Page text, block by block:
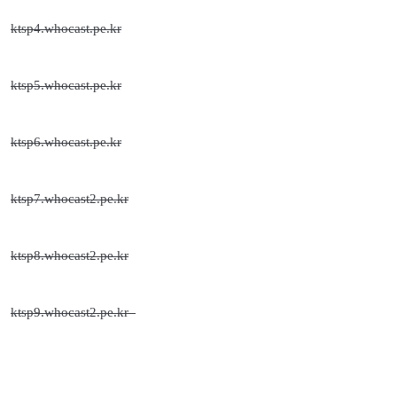
ktsp4.whocast.pe.kr
ktsp5.whocast.pe.kr
ktsp6.whocast.pe.kr
ktsp7.whocast2.pe.kr
ktsp8.whocast2.pe.kr
ktsp9.whocast2.pe.kr